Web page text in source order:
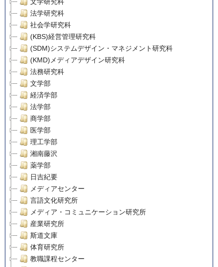
法学研究科
社会学研究科
(KBS)経営管理研究科
(SDM)システムデザイン・マネジメント研究科
(KMD)メディアデザイン研究科
法務研究科
文学部
経済学部
法学部
商学部
医学部
理工学部
湘南藤沢
薬学部
日吉紀要
メディアセンター
言語文化研究所
メディア・コミュニケーション研究所
産業研究所
斯道文庫
体育研究所
教職課程センター